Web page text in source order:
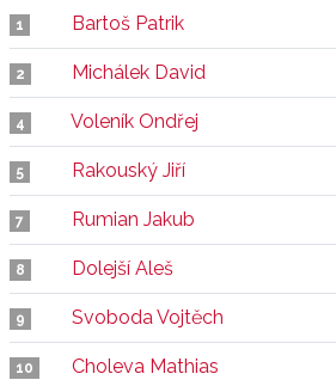
1 Bartoš Patrik
2 Michálek David
4 Voleník Ondřej
5 Rakouský Jiří
7 Rumian Jakub
8 Dolejší Aleš
9 Svoboda Vojtěch
10 Choleva Mathias